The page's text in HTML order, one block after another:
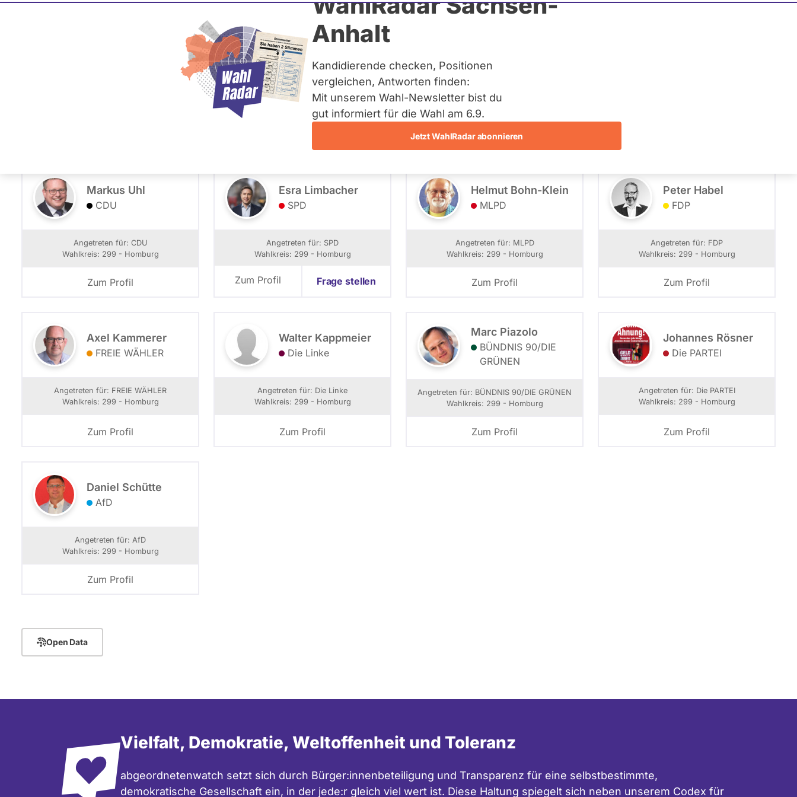
Anhalt
Kandidierende checken, Positionen
vergleichen, Antworten finden:
Mit unserem Wahl-Newsletter bist du
gut informiert für die Wahl am 6.9.
Jetzt WahlRadar abonnieren
Bundestag Wahl 2017 - Kandidierende
299 - Homburg Wahlliste
- Alle -
Markus Uhl
CDU
Angetreten für: CDU
Wahlkreis: 299 - Homburg
Zum Profil
Esra Limbacher
SPD
Angetreten für: SPD
Wahlkreis: 299 - Homburg
Zum Profil Frage stellen
Helmut Bohn-Klein
MLPD
Angetreten für: MLPD
Wahlkreis: 299 - Homburg
Zum Profil
Peter Habel
FDP
Angetreten für: FDP
Wahlkreis: 299 - Homburg
Zum Profil
Axel Kammerer
FREIE WÄHLER
Angetreten für: FREIE WÄHLER
Wahlkreis: 299 - Homburg
Zum Profil
Walter Kappmeier
Die Linke
Angetreten für: Die Linke
Wahlkreis: 299 - Homburg
Zum Profil
Marc Piazolo
BÜNDNIS 90/­DIE
GRÜNEN
Angetreten für: BÜNDNIS 90/­DIE GRÜNEN
Wahlkreis: 299 - Homburg
Zum Profil
Johannes Rösner
Die PARTEI
Angetreten für: Die PARTEI
Wahlkreis: 299 - Homburg
Zum Profil
Daniel Schütte
AfD
Angetreten für: AfD
Wahlkreis: 299 - Homburg
Zum Profil
Open Data
Vielfalt, Demokratie, Weltoffenheit und Toleranz
abgeordnetenwatch setzt sich durch Bürger:innenbeteiligung und Transparenz für eine selbstbestimmte,
demokratische Gesellschaft ein, in der jede:r gleich viel wert ist. Diese Haltung spiegelt sich neben unserem Codex für